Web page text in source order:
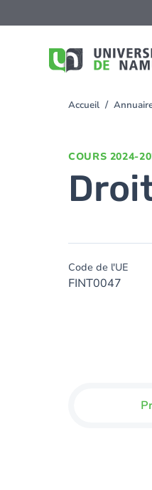
au
You
Accueil
COURS 2024-
Code de l'UE
FINT0047